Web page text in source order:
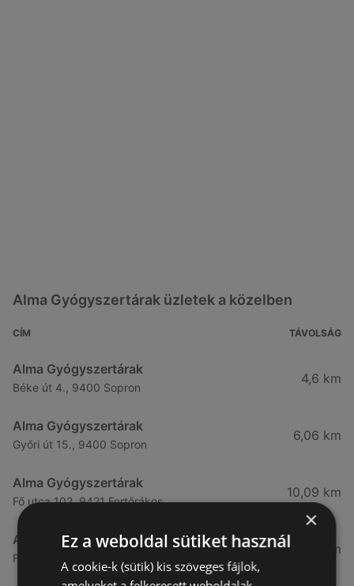
Alma Gyógyszertárak üzletek a közelben
CÍM TÁVOLSÁG
Alma Gyógyszertárak
Béke út 4., 9400 Sopron
4,6 km
Alma Gyógyszertárak
Győri út 15., 9400 Sopron
6,06 km
Alma Gyógyszertárak
Fő utca 102, 9421 Fertőrákos
10,09 km
Alma Gyógyszertárak
Fő Utca 102., 9421 Sopron
10,27 km
×
Ez a weboldal sütiket használ
A cookie-k (sütik) kis szöveges fájlok,